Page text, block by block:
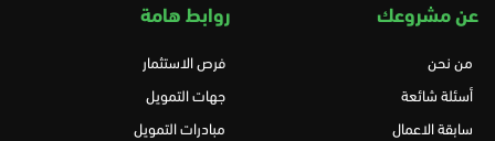
عن مشروعك
من نحن
أسئلة شائعة
سابقة الاعمال
روابط هامة
فرص الاستثمار
جهات التمويل
مبادرات التمويل